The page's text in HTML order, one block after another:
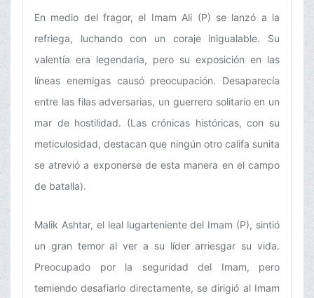
En medio del fragor, el Imam Ali (P) se lanzó a la
refriega, luchando con un coraje inigualable. Su
valentía era legendaria, pero su exposición en las
líneas enemigas causó preocupación. Desaparecía
entre las filas adversarias, un guerrero solitario en un
mar de hostilidad. (Las crónicas históricas, con su
meticulosidad, destacan que ningún otro califa sunita
se atrevió a exponerse de esta manera en el campo
de batalla).
Malik Ashtar, el leal lugarteniente del Imam (P), sintió
un gran temor al ver a su líder arriesgar su vida.
Preocupado por la seguridad del Imam, pero
temiendo desafiarlo directamente, se dirigió al Imam